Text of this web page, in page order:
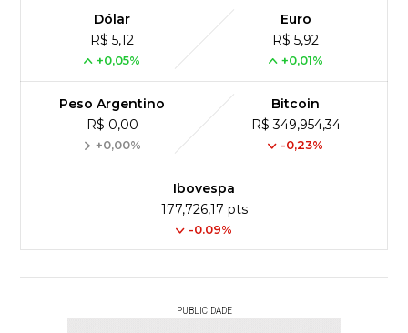
Dólar
R$ 5,12
+0,05%
Euro
R$ 5,92
+0,01%
Peso Argentino
R$ 0,00
+0,00%
Bitcoin
R$ 349,954,34
-0,23%
Ibovespa
177,726,17 pts
-0.09%
PUBLICIDADE